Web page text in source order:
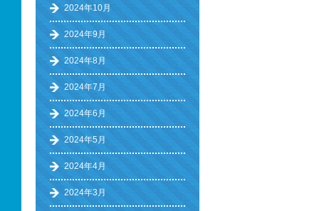
2024年10月
2024年9月
2024年8月
2024年7月
2024年6月
2024年5月
2024年4月
2024年3月